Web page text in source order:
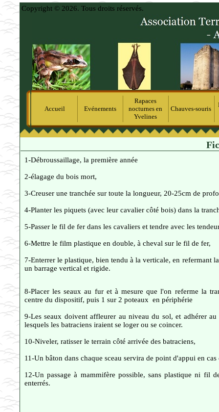
Copyright © 2026. Tous droits réservés.
Accueil Evénements
Rapaces
nocturnes en
Yvelines
Chauves-souris
1-Débroussaillage, la première année
2-élagage du bois mort,
3-Creuser une tranchée sur toute la longueur, 20-25cm de
4-Planter les piquets (avec leur cavalier côté bois) dans la
5-Passer le fil de fer dans les cavaliers et tendre avec les
6-Mettre le film plastique en double, à cheval sur le fil de fer,
7-Enterrer le plastique, bien tendu à la verticale, en refermant
un barrage vertical et rigide.
8-Placer les seaux au fur et à mesure que l'on referme la
centre du dispositif, puis 1 sur 2 poteaux en périphérie
9-Les seaux doivent affleurer au niveau du sol, et adhérer au
lesquels les batraciens iraient se loger ou se coincer.
10-Niveler, ratisser le terrain côté arrivée des batraciens,
11-Un bâton dans chaque sceau servira de point d'appui en
12-Un passage à mammifère possible, sans plastique ni fil
enterrés.